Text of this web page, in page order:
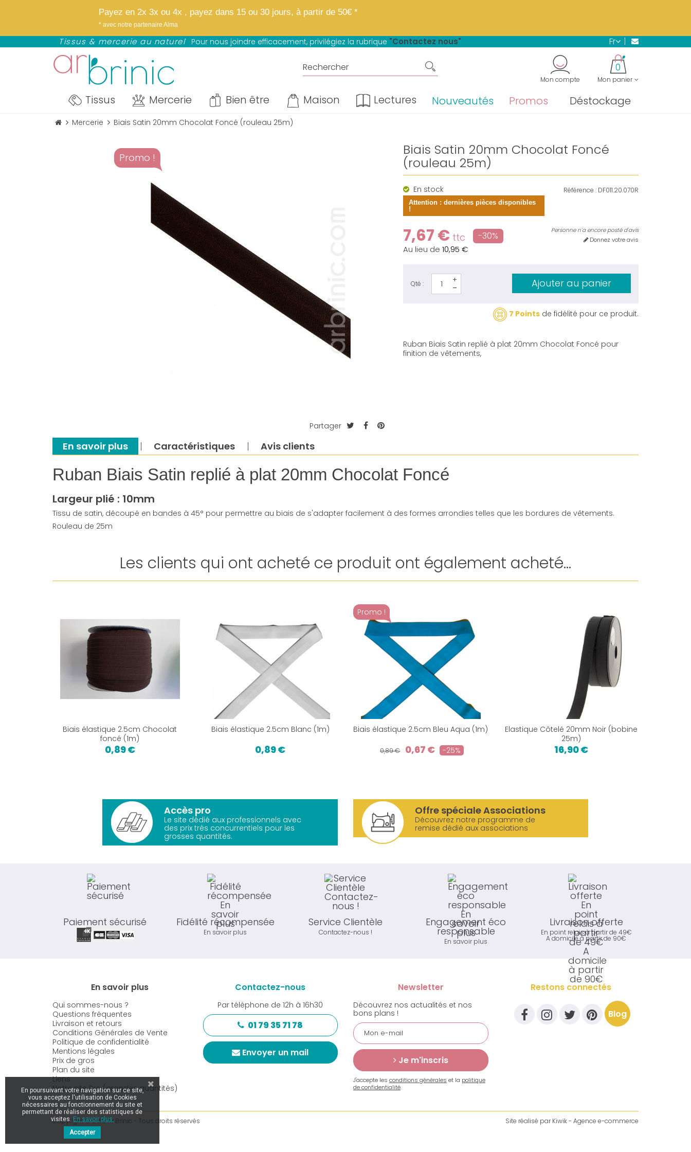
✨ Bientôt : notre boutique fait peau neuve. Mêmes matières, mêmes prix, mêmes avantages.
Payez en 2x 3x ou 4x , payez dans 15 ou 30 jours, à partir de 50€ *
* avec notre partenaire Alma
NOUVEAU : avez Paypal profitez du paiement en 4 fois sans frais*
*selon éligibilité définie par Paypal
Tissus & mercerie au naturel Pour nous joindre efficacement, privilégiez la rubrique "Contactez nous" fr
Mon panier
0
Mon compte
Tissus Mercerie Bien être Maison Lectures Nouveautés Promos Déstockage
Mercerie Biais Satin 20mm Chocolat Foncé (rouleau 25m)
Promo !
Partager
Biais Satin 20mm Chocolat Foncé
(rouleau 25m)
Référence : DF011.20.070R
En stock
Attention : dernières pièces disponibles
!
Personne n'a encore posté d'avis
Donnez votre avis
7,67 € ttc -30%
Au lieu de10,95 €
Qté : Ajouter au panier
7 Pointsde fidélité pour ce produit.
Ruban Biais Satin replié à plat 20mm Chocolat Foncé pour
finition de vêtements,
En savoir plus Caractéristiques Avis clients
Ruban Biais Satin replié à plat 20mm Chocolat Foncé
Largeur plié : 10mm
Tissu de satin, découpé en bandes à 45° pour permettre au biais de s'adapter facilement à des formes arrondies telles que les bordures de vêtements.
Rouleau de 25m
Les clients qui ont acheté ce produit ont également acheté...
Biais élastique 2.5cm Chocolat
foncé (1m)
0,89 €
Biais élastique 2.5cm Blanc (1m)
0,89 €
Promo !
Biais élastique 2.5cm Bleu Aqua (1m)
0,89 € 0,67 € -25%
Elastique Côtelé 20mm Noir (bobine
25m)
16,90 €
Accès pro
Le site dédié aux professionnels avec
des prix très concurrentiels pour les
grosses quantités.
Offre spéciale Associations
Découvrez notre programme de
remise dédié aux associations
Paiement sécurisé Fidélité récompensée
En savoir plus
Service Clientèle
Contactez-nous !
Engagement éco
responsable
En savoir plus
Livraison offerte
En point relais à partir de 49€
A domicile à partir de 90€
En savoir plus
Qui sommes-nous ?
Questions fréquentes
Livraison et retours
Conditions Générales de Vente
Politique de confidentialité
Mentions légales
Prix de gros
Plan du site
Liens
Notre site Pro (grandes quantités)
Contactez-nous
Par téléphone de 12h à 16h30
01 79 35 71 78
Envoyer un mail
Newsletter
Découvrez nos actualités et nos
bons plans !
Je m'inscris
J'accepte les conditions générales et la politique
de confidentialité.
Restons connectés
Blog
Copyright © 2019 Ar Brinic - Tous droits réservés Site réalisé parKiwik - Agence e-commerce
En poursuivant votre navigation sur ce site,
vous acceptez l'utilisation de Cookies
nécessaires au fonctionnement du site et
permettant de réaliser des statistiques de
visites. En savoir plus.
Accepter